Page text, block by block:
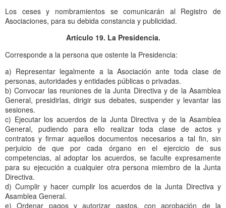
Los ceses y nombramientos se comunicarán al Registro de
Asociaciones, para su debida constancia y publicidad.
Artículo 19. La Presidencia.
Corresponde a la persona que ostente la Presidencia:
a) Representar legalmente a la Asociación ante toda clase de
personas, autoridades y entidades públicas o privadas.
b) Convocar las reuniones de la Junta Directiva y de la Asamblea
General, presidirlas, dirigir sus debates, suspender y levantar las
sesiones.
c) Ejecutar los acuerdos de la Junta Directiva y de la Asamblea
General, pudiendo para ello realizar toda clase de actos y
contratos y firmar aquellos documentos necesarios a tal fin, sin
perjuicio de que por cada órgano en el ejercicio de sus
competencias, al adoptar los acuerdos, se faculte expresamente
para su ejecución a cualquier otra persona miembro de la Junta
Directiva.
d) Cumplir y hacer cumplir los acuerdos de la Junta Directiva y
Asamblea General.
e) Ordenar pagos y autorizar gastos, con aprobación de la